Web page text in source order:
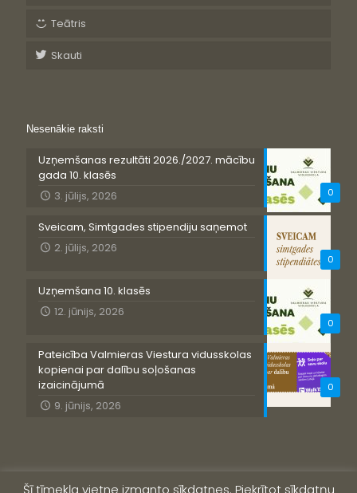
Teātris
Skauti
Nesenākie raksti
0
Uzņemšanas rezultāti 2026./2027. mācību
gada 10. klasēs
3. jūlijs, 2026
0
Sveicam, Simtgades stipendiju saņemot
2. jūlijs, 2026
0
Uzņemšana 10. klasēs
12. jūnijs, 2026
0
Pateicība Valmieras Viestura vidusskolas
kopienai par dalību soļošanas
izaicinājumā
9. jūnijs, 2026